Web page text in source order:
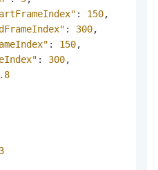
: 150,
: 300,
: 150,
: 300,